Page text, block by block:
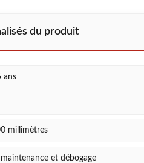
du produit
ans
millimètres
et débogage